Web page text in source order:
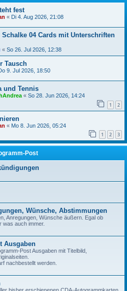
fest
« Di 4. Aug 2026, 21:08
Schalke 04 Cards mit Unterschriften
« So 26. Jul 2026, 12:38
Tausch
9. Jul 2026, 18:50
und Tennis
« So 28. Jun 2026, 14:24
1 2
« Mo 8. Jun 2026, 05:24
1 2 3
Post
Wünsche, Abstimmungen
Anregungen, Wünsche äußern. Egal ob
was auch immer.
Ausgaben
Post Ausgaben mit Titelbild,
nachbestellt werden.